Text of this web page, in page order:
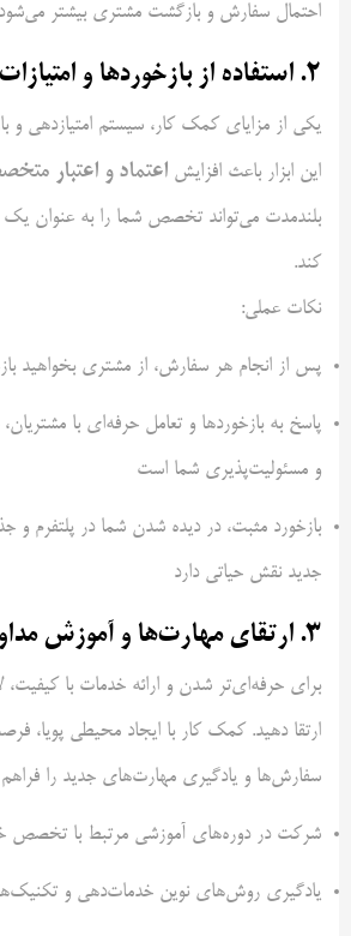
احتمال سفارش و بازگشت مشتری بیشتر
2. استفاده از بازخوردها و امتیازات مشتریان
یکی از مزایای کمک‌ کار، سیستم امتیازدهی و
این ابزار باعث افزایش اعتماد و اعتبار
بلندمدت می‌تواند تخصص شما را به عنوان یک
کند.
نکات عملی:
پس از انجام هر سفارش، از مشتری بخواهید
پاسخ به بازخوردها و تعامل حرفه‌ای با
و مسئولیت‌پذیری شما است
بازخورد مثبت، در دیده شدن شما در پلتفرم و
جدید نقش حیاتی دارد
3. ارتقای مهارت‌ها و آموزش مداوم
برای حرفه‌ای‌تر شدن و ارائه خدمات با کیفیت،
ارتقا دهید. کمک‌ کار با ایجاد محیطی پویا،
سفارش‌ها و یادگیری مهارت‌های جدید را
شرکت در دوره‌های آموزشی مرتبط با تخصص
یادگیری روش‌های نوین خدمات‌دهی و